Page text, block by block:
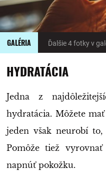
GALÉRIA Ďalšie 4 fotky v
HYDRATÁCIA
Jedna z
hydratácia. Môžete
jeden však neurobí to,
Pomôže tiež
napnúť pokožku.